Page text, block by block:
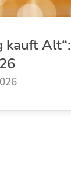
kauft